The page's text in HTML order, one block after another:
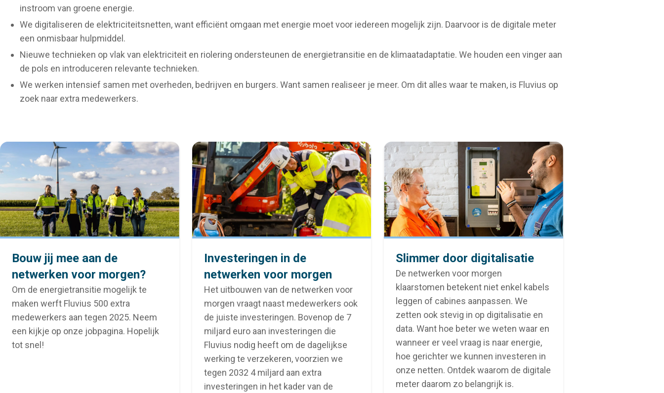
instroom van groene energie.
We digitaliseren de elektriciteitsnetten, want efficiënt omgaan met energie moet voor iedereen mogelijk zijn. Daarvoor is de digitale meter
een onmisbaar hulpmiddel.
Nieuwe technieken op vlak van elektriciteit en riolering ondersteunen de energietransitie en de klimaatadaptatie. We houden een vinger aan
de pols en introduceren relevante technieken.
We werken intensief samen met overheden, bedrijven en burgers. Want samen realiseer je meer. Om dit alles waar te maken, is Fluvius op
zoek naar extra medewerkers.
Bouw jij mee aan de
netwerken voor morgen?
Om de energietransitie mogelijk te
maken werft Fluvius 500 extra
medewerkers aan tegen 2025. Neem
een kijkje op onze jobpagina. Hopelijk
tot snel!
Investeringen in de
netwerken voor morgen
Het uitbouwen van de netwerken voor
morgen vraagt naast medewerkers ook
de juiste investeringen. Bovenop de 7
miljard euro aan investeringen die
Fluvius nodig heeft om de dagelijkse
werking te verzekeren, voorzien we
tegen 2032 4 miljard aan extra
investeringen in het kader van de
Slimmer door digitalisatie
De netwerken voor morgen
klaarstomen betekent niet enkel kabels
leggen of cabines aanpassen. We
zetten ook stevig in op digitalisatie en
data. Want hoe beter we weten waar en
wanneer er veel vraag is naar energie,
hoe gerichter we kunnen investeren in
onze netten. Ontdek waarom de digitale
meter daarom zo belangrijk is.